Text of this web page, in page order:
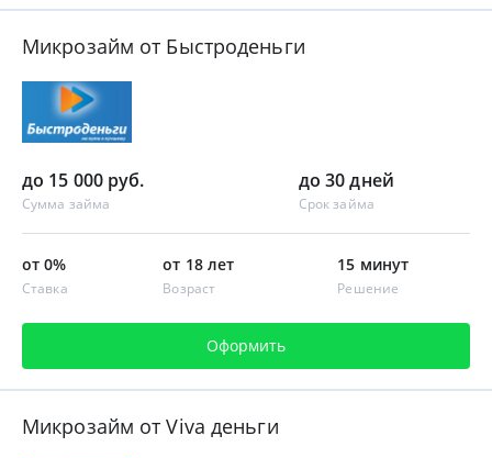
Микрозайм от Быстроденьги
до 15 000 руб.
Сумма займа
до 30 дней
Срок займа
от 0%
Ставка
от 18 лет
Возраст
15 минут
Решение
Оформить
Микрозайм от Viva деньги